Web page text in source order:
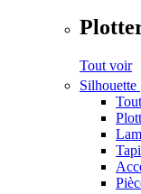
Tout voir
Silhouette